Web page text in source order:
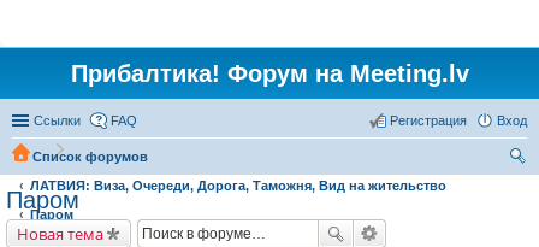
Прибалтика! Форум на Meeting.lv
Ссылки FAQ Вход
Регистрация
Список форумов
ЛАТВИЯ: Виза, Очереди, Дорога, Таможня, Вид на жительство
Паром
Паром
Новая тема